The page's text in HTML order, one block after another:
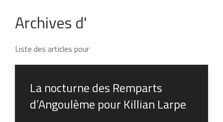
Archives d'
Liste des articles pour
La nocturne des Remparts
d’Angoulème pour Killian Larpe